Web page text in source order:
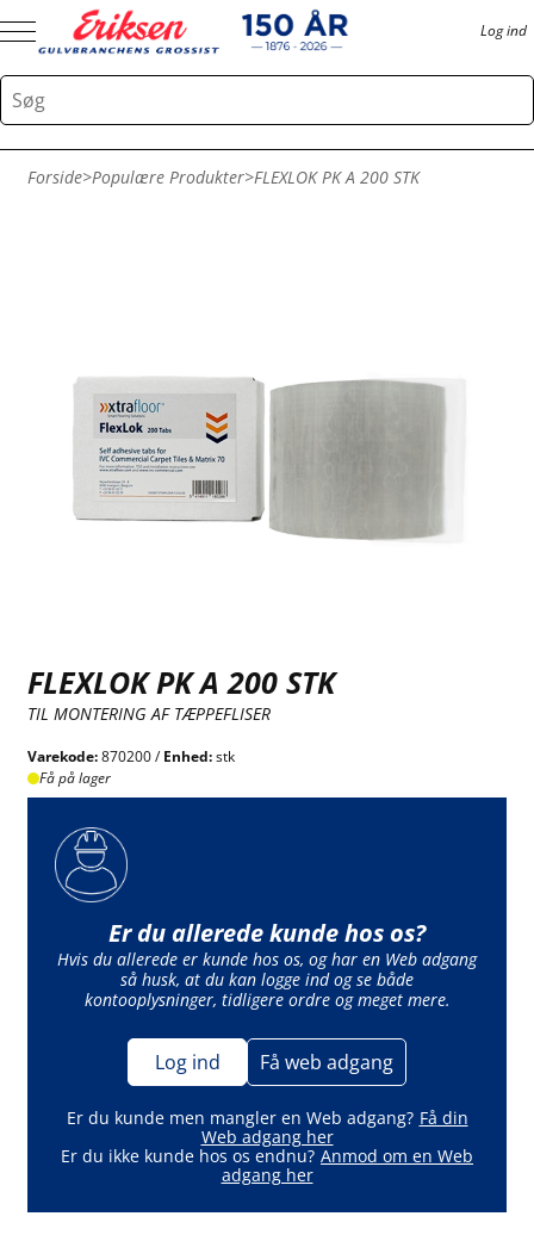
Log ind
Forside>Populære Produkter>FLEXLOK PK A 200 STK
FLEXLOK PK A 200 STK
TIL MONTERING AF TÆPPEFLISER
Varekode:870200 /Enhed:stk
Få på lager
Er du allerede kunde hos os?
Hvis du allerede er kunde hos os, og har en Web adgang
så husk, at du kan logge ind og se både
kontooplysninger, tidligere ordre og meget mere.
Log ind Få web adgang
Er du kunde men mangler en Web adgang? Få din
Web adgang her
Er du ikke kunde hos os endnu? Anmod om en Web
adgang her